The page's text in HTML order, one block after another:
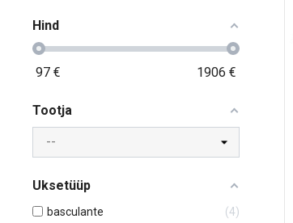
Hind
97 € 1906 €
Tootja
Uksetüüp
basculante
4